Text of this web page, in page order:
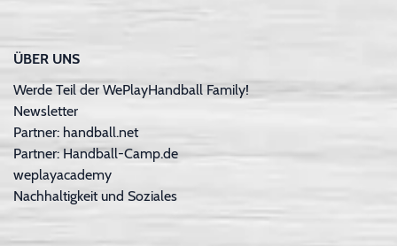
ÜBER UNS
Werde Teil der WePlayHandball Family!
Newsletter
Partner: handball.net
Partner: Handball-Camp.de
weplayacademy
Nachhaltigkeit und Soziales